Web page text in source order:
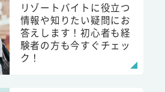
リゾートバイトに役立つ
情報や知りたい疑問にお
答えします！初心者も経
験者の方も今すぐチェッ
ク！